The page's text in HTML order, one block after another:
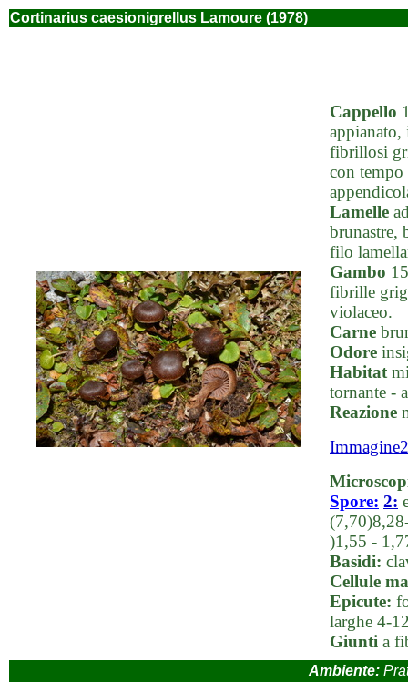
Cortinarius caesionigrellus Lamoure (1978)
Cappello
appianato,
fibrillosi
con
Lamelle
brunastre,
filo
Gambo
fibrille
violaceo.
Carne
Odore
Habitat
tornante -
Reazione
Immagine2
Spore: 2:
)1,55 -
Basidi:
Cellule
Epicute:
larghe 4-
Giunti a
Ambiente: